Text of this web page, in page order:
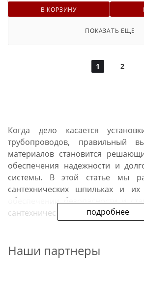
В КОРЗИНУ
ПОКАЗАТЬ ЕЩЕ
1 2
подробнее
Когда дело касается
трубопроводов, правильный
материалов становится
обеспечения надежности и
системы. В этой статье мы
сантехнических шпильках и
обеспечении безопасности и
сантехнической инфраструктуры.
Что такое
шпилька?
Наши партнеры